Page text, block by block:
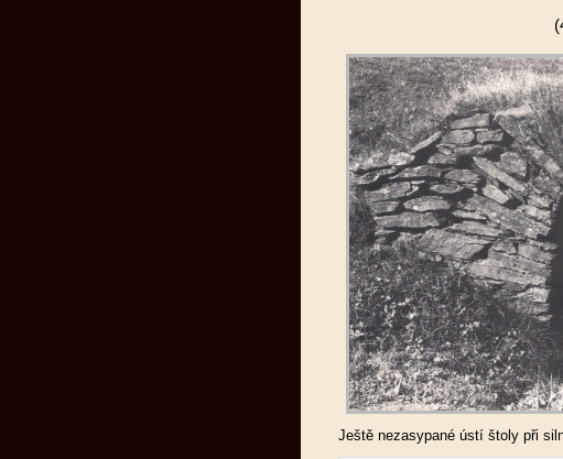
Ještě nezasypané ústí štoly při